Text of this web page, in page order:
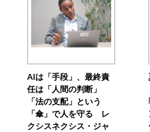
AIは「手段」、最終責
任は「人間の判断」
「法の支配」という
「傘」で人を守る レ
クシスネクシス・ジャ